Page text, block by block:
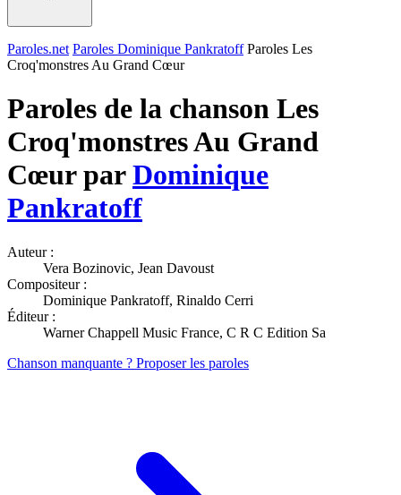
Paroles.net Paroles Dominique Pankratoff Paroles Les
Croq'monstres Au Grand Cœur
Paroles de la chanson Les
Croq'monstres Au Grand
Cœur parDominique
Pankratoff
Auteur :
Vera Bozinovic, Jean Davoust
Compositeur :
Dominique Pankratoff, Rinaldo Cerri
Éditeur :
Warner Chappell Music France, C R C Edition Sa
Chanson manquante ? Proposer les paroles